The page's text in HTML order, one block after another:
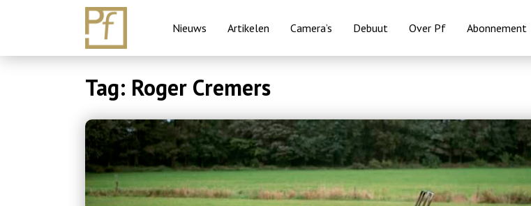
Nieuws Artikelen Camera’s Debuut Over Pf Abonnement
Tag: Roger Cremers